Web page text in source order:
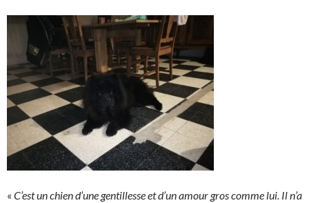
« C’est un chien d’une gentillesse et d’un amour gros comme lui. Il n’a